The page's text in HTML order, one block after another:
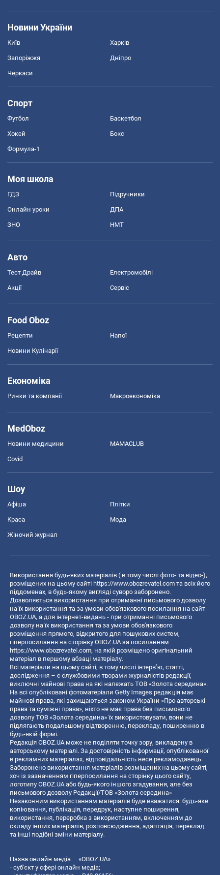
Новини України
Київ Харків
Запоріжжя Дніпро
Черкаси
Спорт
Футбол Баскетбол
Хокей Бокс
Формула-1
Моя школа
ГДЗ Підручники
Онлайн уроки ДПА
ЗНО НМТ
Авто
Тест Драйв Електромобілі
Акції Сервіс
Food Oboz
Рецепти Напої
Новини Кулінарії
Економіка
Ринки та компанії Макроекономіка
MedOboz
Новини медицини MAMACLUB
Covid
Шоу
Афіша Плітки
Краса Мода
Жіночий журнал
Використання будь-яких матеріалів ( в тому числі фото- та відео-),
розміщених на цьому сайті https://www.obozrevatel.com та всіх його
піддоменах, в будь-якому вигляді суворо заборонено.
Дозволяється використання при отриманні письмового дозволу
на їх використання та за умови обов'язкового посилання на сайт
OBOZ.UA, а для інтернет-видань - при отриманні письмового
дозволу на їх використання та за умови обов'язкового
розміщення прямого, відкритого для пошукових систем,
гіперпосилання на сторінку OBOZ.UA за посиланням
https://www.obozrevatel.com, на якій розміщено оригінальний
матеріал в першому абзаці матеріалу.
Всі матеріали на цьому сайті, в тому числі інтерв’ю, статті,
дослідження – є службовими творами журналістів редакції,
виключні майнові права на які належать ТОВ «Золота середина».
На всі опубліковані фотоматеріали Getty Images редакція має
майнові права, які захищаються законом України «Про авторські
права та суміжні права», ніхто не має права без письмового
дозволу ТОВ «Золота середина» їх використовувати, вони не
підлягають подальшому відтворенню, перекладу, поширенню в
будь-якій формі.
Редакція OBOZ.UA може не поділяти точку зору, викладену в
авторському матеріалі. За достовірність інформації, опублікованої
в рекламних матеріалах, відповідальність несе рекламодавець.
Заборонено використання матеріалів розміщених на цьому сайті,
хоч із зазначенням гіперпосилання на сторінку цього сайту,
логотипу OBOZ.UA або будь-якого іншого згадування, але без
письмового дозволу Редакції/ТОВ «Золота середина»
Незаконним використанням матеріалів буде вважатися: будь-яке
копiювання, публiкацiя, передрук, наступне поширення,
використання, переробка з використанням, включенням до
складу інших матеріалів, розповсюдження, адаптація, переклад
та інші подібні зміни матеріалу.
Назва онлайн медіа — «OBOZ.UA»
- суб'єкт у сфері онлайн медіа;